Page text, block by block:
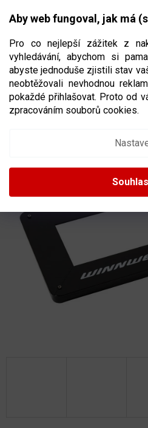
Aby web fungoval, jak má
Pro co nejlepší zážitek z
vyhledávání, abychom si
abyste jednoduše zjistili stav
neobtěžovali nevhodnou
pokaždé přihlašovat. Proto od
zpracováním souborů cookies.
CZK
TRÉNINKOVÝ
4-WAY PASSING AID